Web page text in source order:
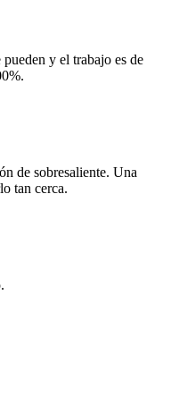
y el trabajo es de
de sobresaliente. Una
tan cerca.